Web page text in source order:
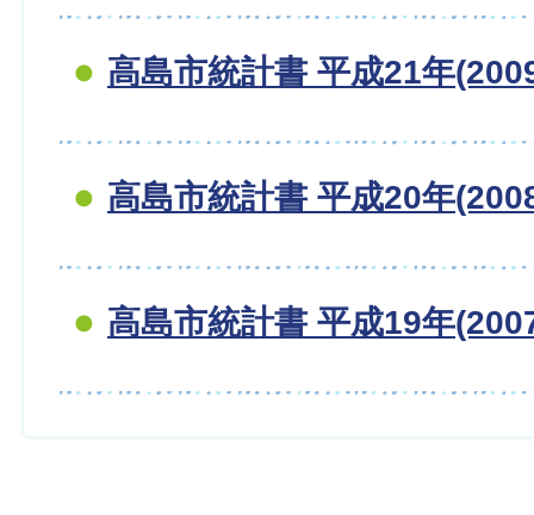
高島市統計書 平成21年
高島市統計書 平成20年
高島市統計書 平成19年